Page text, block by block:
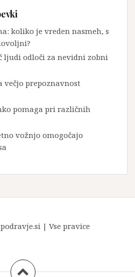
koliko je vreden nasmeh, s
ljudi odloči za nevidni zobni
prepoznavnost
pomaga pri različnih
vožnjo omogočajo
| Vse pravice